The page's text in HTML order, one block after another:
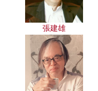
張建雄